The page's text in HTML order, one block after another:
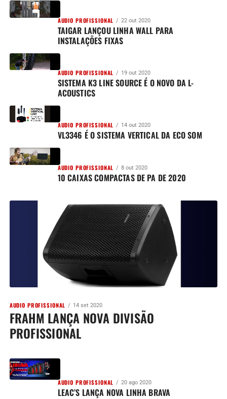
AUDIO PROFISSIONAL 22 out 2020
TAIGAR LANÇOU LINHA WALL PARA
INSTALAÇÕES FIXAS
AUDIO PROFISSIONAL 19 out 2020
SISTEMA K3 LINE SOURCE É O NOVO DA L-
ACOUSTICS
AUDIO PROFISSIONAL 14 out 2020
VL3346 É O SISTEMA VERTICAL DA ECO SOM
AUDIO PROFISSIONAL 8 out 2020
10 CAIXAS COMPACTAS DE PA DE 2020
AUDIO PROFISSIONAL 14 set 2020
FRAHM LANÇA NOVA DIVISÃO
PROFISSIONAL
AUDIO PROFISSIONAL 20 ago 2020
LEAC’S LANÇA NOVA LINHA BRAVA